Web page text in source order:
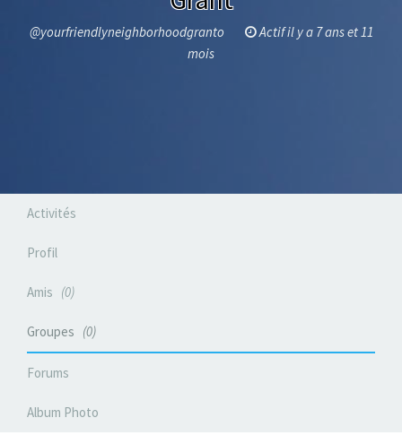
@yourfriendlyneighborhoodgranto
Actif il y a 7 ans et 11
mois
Activités
Profil
Amis 0
Groupes 0
Forums
Album Photo